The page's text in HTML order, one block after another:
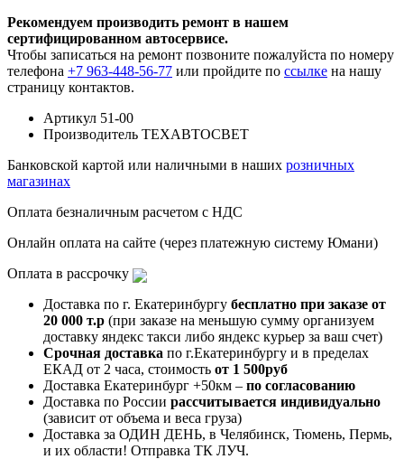
Рекомендуем производить ремонт в нашем
сертифицированном автосервисе.
Чтобы записаться на ремонт позвоните пожалуйста по номеру
телефона +7 963-448-56-77 или пройдите по ссылке на нашу
страницу контактов.
Артикул 51-00
Производитель ТЕХАВТОСВЕТ
Банковской картой или наличными в наших розничных
магазинах
Оплата безналичным расчетом с НДС
Онлайн оплата на сайте (через платежную систему Юмани)
Оплата в рассрочку
Доставка по г. Екатеринбургу бесплатно при заказе от
20 000 т.р (при заказе на меньшую сумму организуем
доставку яндекс такси либо яндекс курьер за ваш счет)
Срочная доставка по г.Екатеринбургу и в пределах
ЕКАД от 2 часа, стоимость от 1 500руб
Доставка Екатеринбург +50км – по согласованию
Доставка по России рассчитывается индивидуально
(зависит от объема и веса груза)
Доставка за ОДИН ДЕНЬ, в Челябинск, Тюмень, Пермь,
и их области! Отправка ТК ЛУЧ.